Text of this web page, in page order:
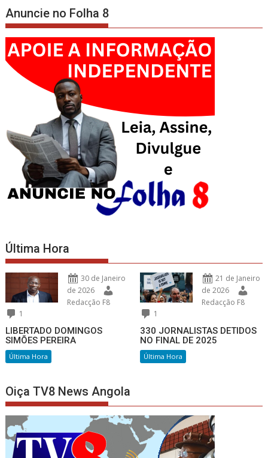
Anuncie no Folha 8
Última Hora
30 de Janeiro
de 2026
Redacção F8
1
LIBERTADO DOMINGOS
SIMÕES PEREIRA
Última Hora
21 de Janeiro
de 2026
Redacção F8
1
330 JORNALISTAS DETIDOS
NO FINAL DE 2025
Última Hora
Oiça TV8 News Angola